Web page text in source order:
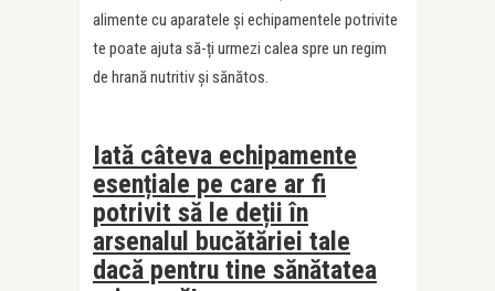
alimente cu aparatele și echipamentele potrivite
te poate ajuta să-ți urmezi calea spre un regim
de hrană nutritiv și sănătos.
Iată câteva echipamente
esențiale pe care ar fi
potrivit să le deții în
arsenalul bucătăriei tale
dacă pentru tine sănătatea